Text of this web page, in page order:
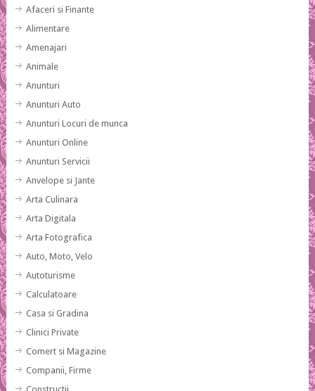
Afaceri si Finante
Alimentare
Amenajari
Animale
Anunturi
Anunturi Auto
Anunturi Locuri de munca
Anunturi Online
Anunturi Servicii
Anvelope si Jante
Arta Culinara
Arta Digitala
Arta Fotografica
Auto, Moto, Velo
Autoturisme
Calculatoare
Casa si Gradina
Clinici Private
Comert si Magazine
Companii, Firme